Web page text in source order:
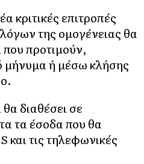
κριτικές επιτροπές
της ομογένειας θα
που προτιμούν,
μήνυμα ή μέσω κλήσης
διαθέσει σε
τα έσοδα που θα
τις τηλεφωνικές